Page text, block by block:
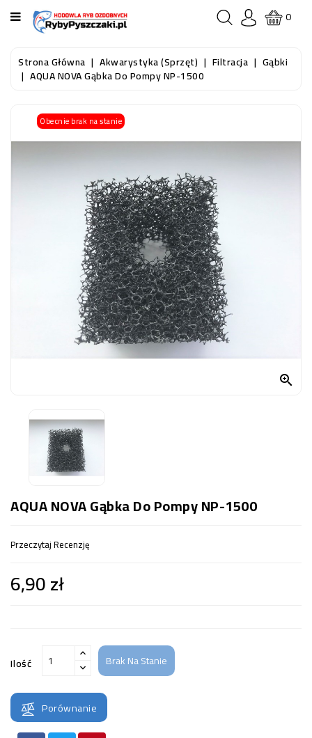
KATEGORIA
STRONA
GŁÓWNA
RYBY
AKWARIOWE
RYBY
AKWARYSTYKA
NAMI
0
Strona Główna Akwarystyka (sprzęt) Filtracja Gąbki
AQUA NOVA Gąbka Do Pompy NP-1500
Obecnie brak na stanie

AQUA NOVA Gąbka Do Pompy NP-1500
Przeczytaj Recenzję
6,90 zł
Ilość Brak Na Stanie
Porównanie